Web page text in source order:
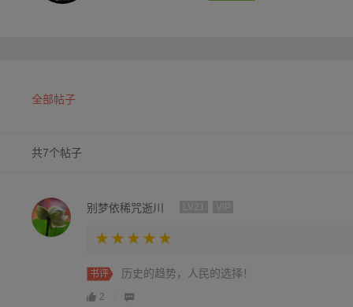
全部帖子
共7个帖子
别梦依稀咒逝川
书评 历史的趋势，人民的选择！
2